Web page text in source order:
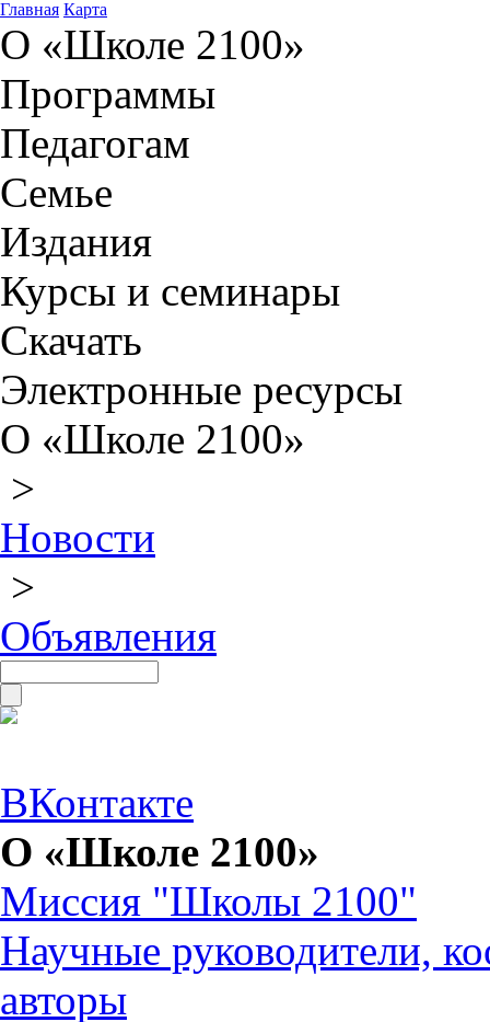
Главная Карта
О «Школе 2100»
Программы
Педагогам
Семье
Издания
Курсы и семинары
Скачать
Электронные ресурсы
О «Школе 2100»
>
Новости
>
Объявления
ВКонтакте
О «Школе 2100»
Миссия "Школы 2100"
Научные руководители,
авторы